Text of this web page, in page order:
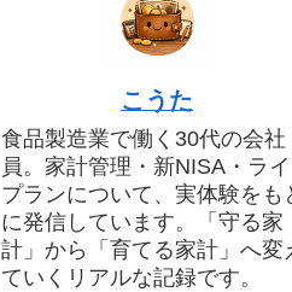
こうた
食品製造業で働く30代の会社
員。家計管理・新NISA・ラ
プランについて、実体験をも
に発信しています。「守る家
計」から「育てる家計」へ変
ていくリアルな記録です。